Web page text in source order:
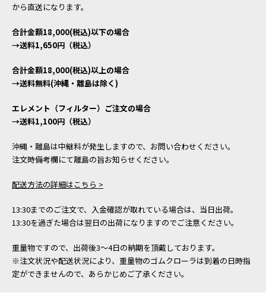
から直送になります。
合計金額18,000(税込)以下の場合
→送料1,650円（税込）
合計金額18,000(税込)以上の場合
→送料無料(沖縄・離島は除く)
エレメント（フィルター）ご注文の場合
→送料1,100円（税込）
沖縄・離島は中継料が発生しますので、お問い合わせください。
注文時備考欄にて離島の旨お知らせください。
配送方法の詳細はこちら >
13:30までのご注文で、入金確認が取れている場合は、当日出荷。
13:30を過ぎた場合は翌日の出荷になりますのでご注意ください。
重量物ですので、出荷後3～4日の納期を頂戴しております。
※注文状況や配送状況により、重量物のゴムクローラは到着の日時指
定ができませんので、あらかじめご了承ください。